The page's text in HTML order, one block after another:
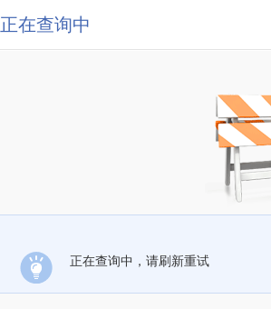
正在查询中
正在查询中，请刷新重试